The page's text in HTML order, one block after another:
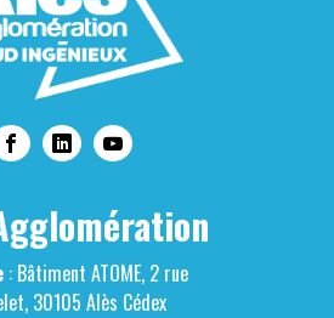
: Bâtiment ATOME, 2 rue
30105 Alès Cédex